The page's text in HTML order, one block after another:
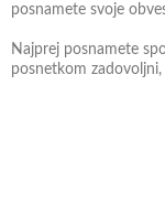
posnamete svoje
Najprej posnamete
posnetkom